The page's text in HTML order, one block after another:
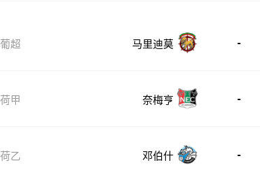
葡超 马里迪莫 -
荷甲 奈梅亨 -
荷乙 邓伯什 -